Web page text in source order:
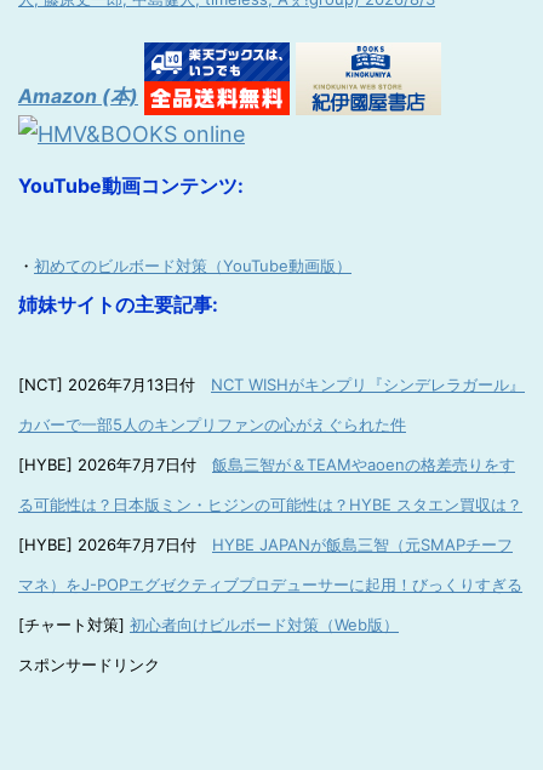
Amazon (本)
YouTube動画コンテンツ:
・ 初めてのビルボード対策（YouTube動画版）
姉妹サイトの主要記事:
[NCT] 2026年7月13日付 NCT WISHがキンプリ『シンデレラガール』
カバーで一部5人のキンプリファンの心がえぐられた件
[HYBE] 2026年7月7日付 飯島三智が＆TEAMやaoenの格差売りをす
る可能性は？日本版ミン・ヒジンの可能性は？HYBE スタエン買収は？
[HYBE] 2026年7月7日付 HYBE JAPANが飯島三智（元SMAPチーフ
マネ）をJ-POPエグゼクティブプロデューサーに起用！びっくりすぎる
[チャート対策] 初心者向けビルボード対策（Web版）
スポンサードリンク